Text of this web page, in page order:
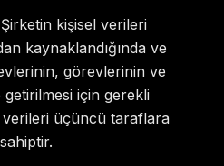
kişisel verileri
kaynaklandığında ve
görevlerinin ve
için gerekli
üçüncü taraflara